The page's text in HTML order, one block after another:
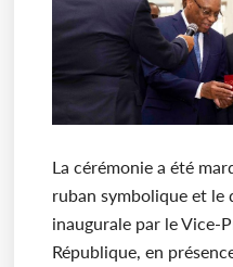
La cérémonie a été
ruban symbolique et le
inaugurale par le Vice-
République, en